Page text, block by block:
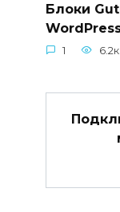
Блоки
1 6.2к.